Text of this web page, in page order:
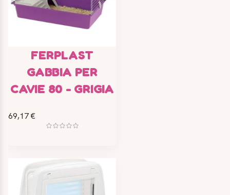
FERPLAST
GABBIA PER
CAVIE 80 - GRIGIA
69,17 €